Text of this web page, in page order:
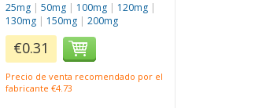
25mg |50mg | 100mg | 120mg |
130mg | 150mg |200mg
€0.31
Precio de venta recomendado por el
fabricante €4.73